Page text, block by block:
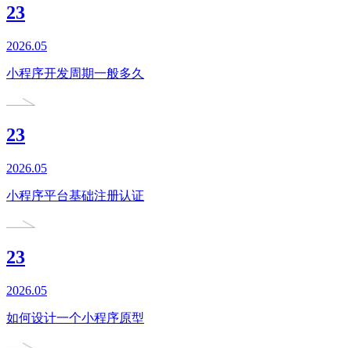
23
2026.05
小程序开发周期一般多久
23
2026.05
小程序平台基础注册认证
23
2026.05
如何设计一个小程序原型